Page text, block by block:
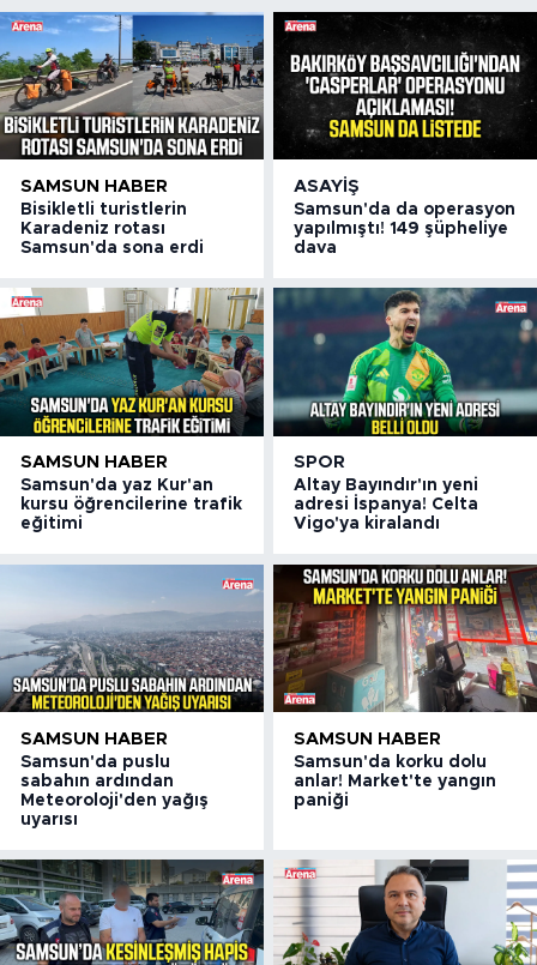
SAMSUN HABER
Bisikletli turistlerin
Karadeniz rotası
Samsun'da sona erdi
ASAYIŞ
Samsun'da da operasyon
yapılmıştı! 149 şüpheliye
dava
SAMSUN HABER
Samsun'da yaz Kur'an
kursu öğrencilerine trafik
eğitimi
SPOR
Altay Bayındır'ın yeni
adresi İspanya! Celta
Vigo'ya kiralandı
SAMSUN HABER
Samsun'da puslu
sabahın ardından
Meteoroloji'den yağış
uyarısı
SAMSUN HABER
Samsun'da korku dolu
anlar! Market'te yangın
paniği